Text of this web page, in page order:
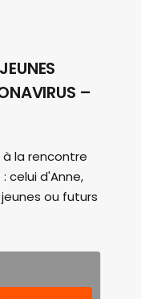
–
la rencontre
celui d'Anne,
ou futurs